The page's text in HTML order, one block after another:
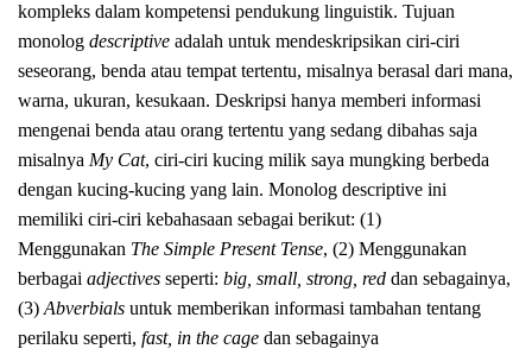
kompleks dalam kompetensi pendukung linguistik. Tujuan
monolog descriptive adalah untuk mendeskripsikan ciri-ciri
seseorang, benda atau tempat tertentu, misalnya berasal dari mana,
warna, ukuran, kesukaan. Deskripsi hanya memberi informasi
mengenai benda atau orang tertentu yang sedang dibahas saja
misalnya My Cat, ciri-ciri kucing milik saya mungking berbeda
dengan kucing-kucing yang lain. Monolog descriptive ini
memiliki ciri-ciri kebahasaan sebagai berikut: (1)
Menggunakan The Simple Present Tense, (2) Menggunakan
berbagai adjectives seperti: big, small, strong, red dan sebagainya,
(3) Abverbials untuk memberikan informasi tambahan tentang
perilaku seperti, fast, in the cage dan sebagainya